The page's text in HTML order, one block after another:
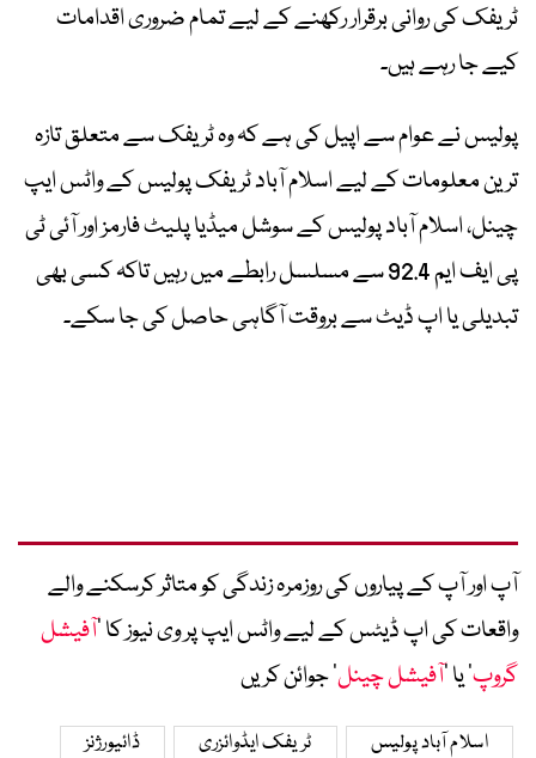
ٹریفک کی روانی برقرار رکھنے کے لیے تمام ضروری اقدامات
کیے جا رہے ہیں۔
پولیس نے عوام سے اپیل کی ہے کہ وہ ٹریفک سے متعلق تازہ
ترین معلومات کے لیے اسلام آباد ٹریفک پولیس کے واٹس ایپ
چینل، اسلام آباد پولیس کے سوشل میڈیا پلیٹ فارمز اور آئی ٹی
پی ایف ایم 92.4 سے مسلسل رابطے میں رہیں تاکہ کسی بھی
تبدیلی یا اپ ڈیٹ سے بروقت آگاہی حاصل کی جا سکے۔
آپ اور آپ کے پیاروں کی روزمرہ زندگی کو متاثر کرسکنے والے
واقعات کی اپ ڈیٹس کے لیے واٹس ایپ پر وی نیوز کا ’آفیشل
گروپ‘ یا ’آفیشل چینل‘ جوائن کریں
اسلام آباد پولیس ٹریفک ایڈوائزری
ڈائیورژنز